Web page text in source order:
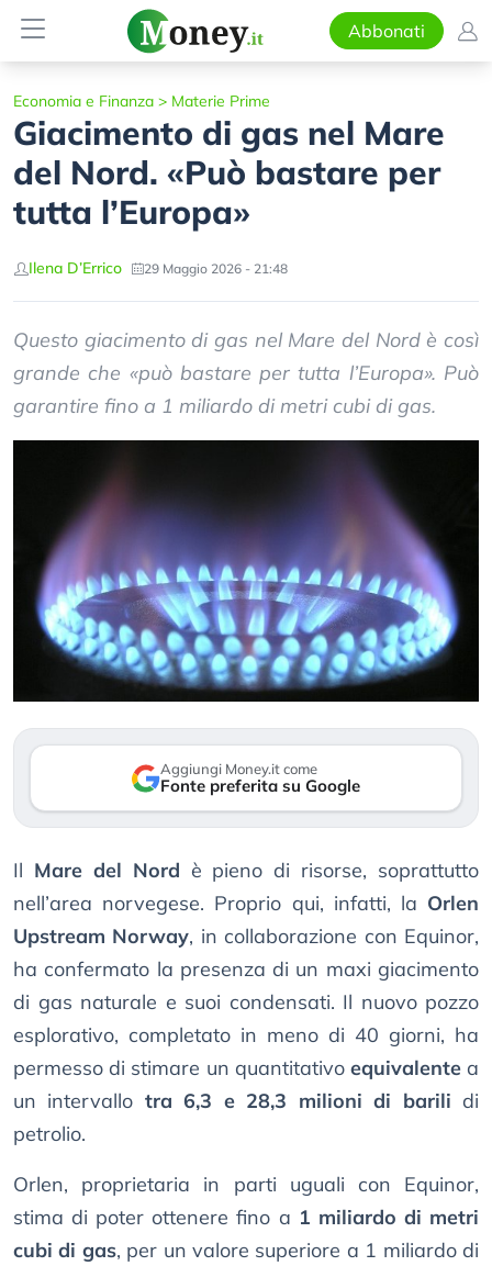
Abbonati
Economia e Finanza > Materie Prime
Giacimento di gas nel Mare
del Nord. «Può bastare per
tutta l’Europa»
Ilena D’Errico 29 Maggio 2026 - 21:48
Questo giacimento di gas nel Mare del Nord è così
grande che «può bastare per tutta l’Europa». Può
garantire fino a 1 miliardo di metri cubi di gas.
Aggiungi Money.it come
Fonte preferita su Google
Il Mare del Nord è pieno di risorse, soprattutto
nell’area norvegese. Proprio qui, infatti, la Orlen
Upstream Norway, in collaborazione con Equinor,
ha confermato la presenza di un maxi giacimento
di gas naturale e suoi condensati. Il nuovo pozzo
esplorativo, completato in meno di 40 giorni, ha
permesso di stimare un quantitativo equivalentea
un intervallo tra 6,3 e 28,3 milioni di barili di
petrolio.
Orlen, proprietaria in parti uguali con Equinor,
stima di poter ottenere fino a 1 miliardo di metri
cubi di gas, per un valore superiore a 1 miliardo di